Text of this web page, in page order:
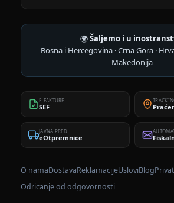
🌍Šaljemo i u
Bosna i Hercegovina · Crna Gora ·
Makedonija
E-FAKTURE
SEF
JAVNA PRED.
eOtpremnice
O namaDostavaReklamacijeUsloviBlog
Odricanje od odgovornosti